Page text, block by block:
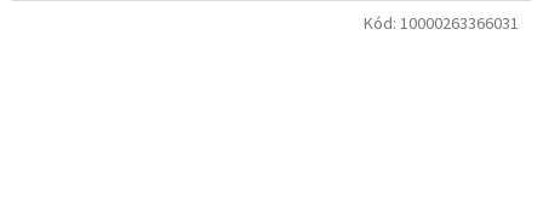
Kód: 10000263366031